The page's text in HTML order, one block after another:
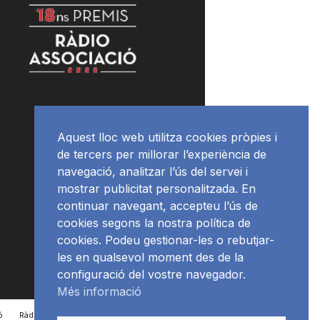
RàdioNews Subscriu-te al newsletter
Aquest lloc web utilitza cookies pròpies i
de tercers per millorar l’experiència de
navegació, analitzar l’ús del servei i
mostrar publicitat personalitzada. En
continuar navegant, accepteu l’ús de
cookies segons la nostra política de
cookies. Podeu gestionar-les o rebutjar-
les en qualsevol moment des de la
configuració del vostre navegador.
Més informació